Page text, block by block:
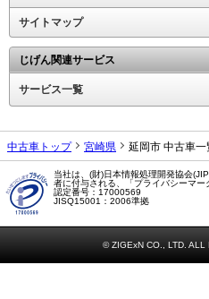
サイトマップ
じげん関連サービス
サービス一覧
中古車トップ 宮崎県 延岡市 中古車一
当社は、(財)日本情報処理開発協会
者に付与される、「プライバシーマー
認定番号：17000569
JISQ15001：2006準拠
© ZIGExN CO., LTD. ALL